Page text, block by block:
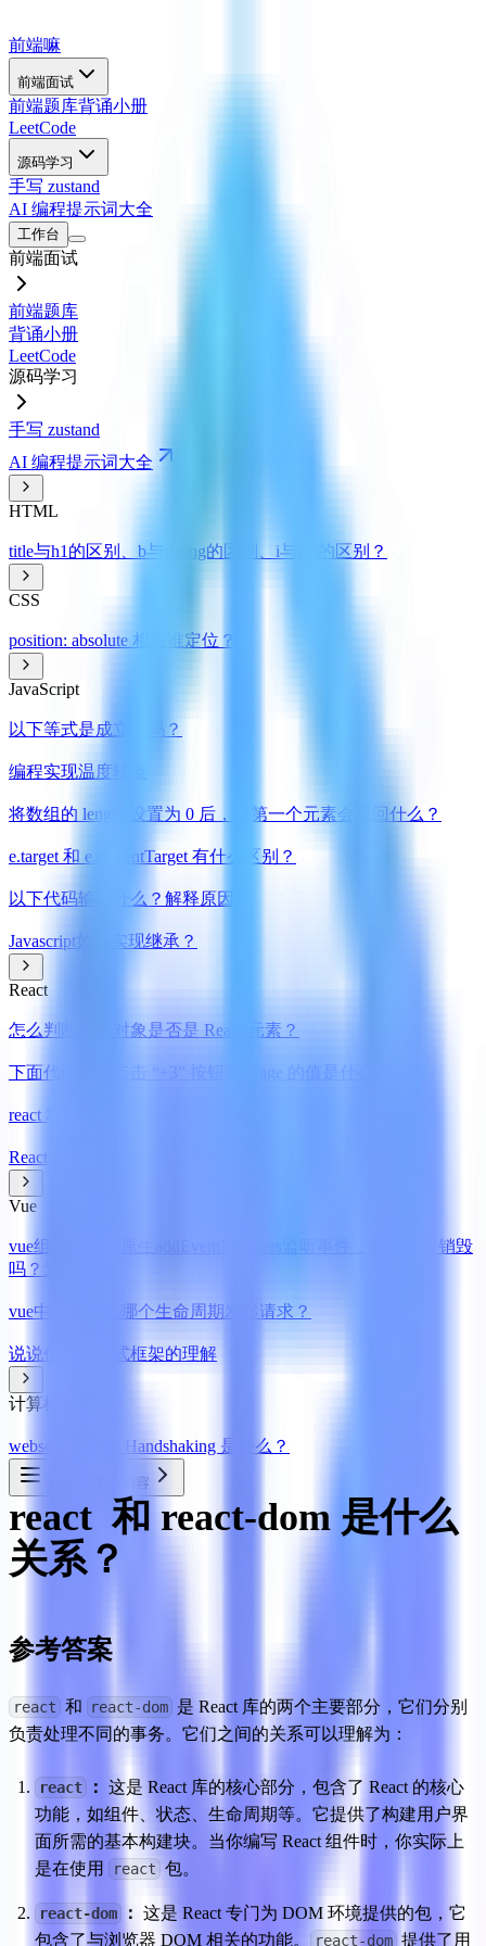
前端嘛
前端面试
前端题库背诵小册
LeetCode
源码学习
手写 zustand
AI 编程提示词大全
工作台
前端面试
前端题库
背诵小册
LeetCode
源码学习
手写 zustand
AI 编程提示词大全
HTML
title与h1的区别、b与strong的区别、i与em的区别？
CSS
position: absolute 相对谁定位？
JavaScript
以下等式是成立的吗？
编程实现温度转换
将数组的 length 设置为 0 后，取第一个元素会返回什么？
e.target 和 e.currentTarget 有什么区别？
以下代码输出什么？解释原因
Javascript如何实现继承？
React
怎么判断一个对象是否是 React 元素？
下面代码中，点击 “+3” 按钮后，age 的值是什么？
react 和 react-dom 是什么关系？
React Portals 有什么用？
Vue
vue组件里写的原生addEventListeners监听事件，要手动去销毁
吗？为什么？
vue中，推荐在哪个生命周期发起请求？
说说你对渐进式框架的理解
计算机网络
websocket 中的 Handshaking 是什么？
本页内容
react  和 react-dom 是什么
关系？
参考答案
react 和 react-dom 是 React 库的两个主要部分，它们分别
负责处理不同的事务。它们之间的关系可以理解为：
react ： 这是 React 库的核心部分，包含了 React 的核心
功能，如组件、状态、生命周期等。它提供了构建用户界
面所需的基本构建块。当你编写 React 组件时，你实际上
是在使用
react 包。
react-dom ： 这是 React 专门为 DOM 环境提供的包，它
包含了与浏览器 DOM 相关的功能。
react-dom 提供了用